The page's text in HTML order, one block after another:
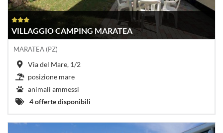
VILLAGGIO CAMPING MARATEA
MARATEA (PZ)
Via del Mare, 1/2
posizione mare
animali ammessi
4 offerte disponibili